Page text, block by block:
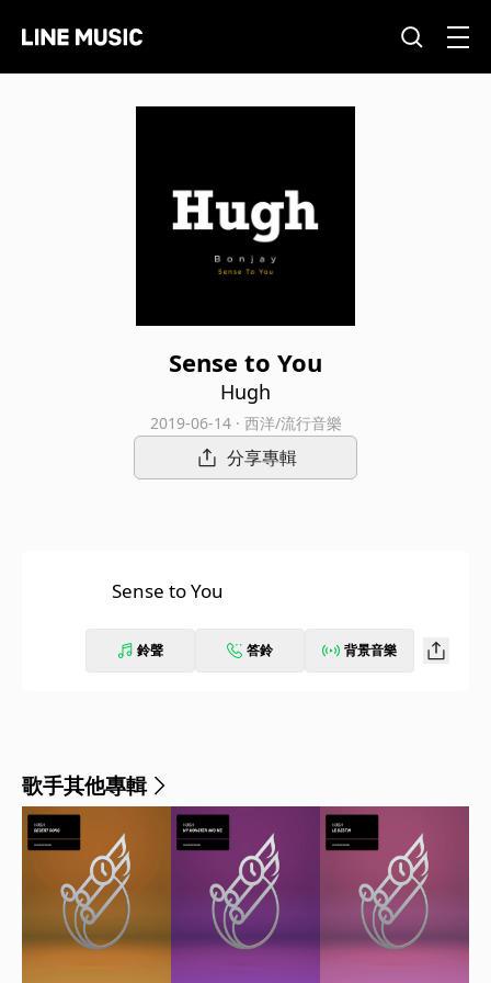
Sense to You
Hugh
2019-06-14 · 西洋/流行音樂
分享專輯
Sense to You
鈴聲 答鈴 背景音樂
歌手其他專輯